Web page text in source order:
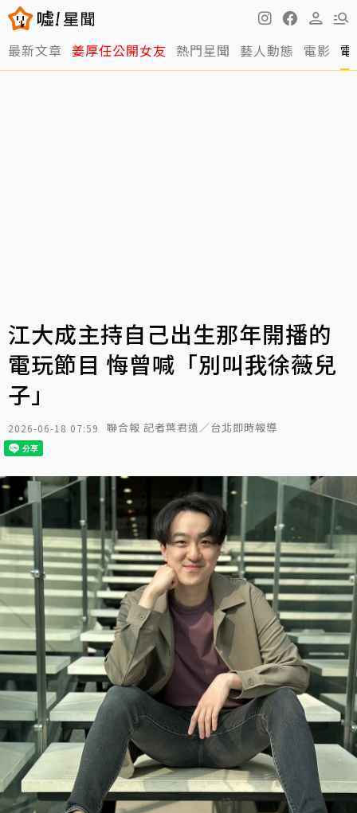
最新文章 姜厚任公開女友 熱門星聞 藝人動態 電影
江大成主持自己出生那年開播的
電玩節目 悔曾喊「別叫我徐薇兒
子」
2026-06-18 07:59 聯合報 記者葉君遠／台北即時報導